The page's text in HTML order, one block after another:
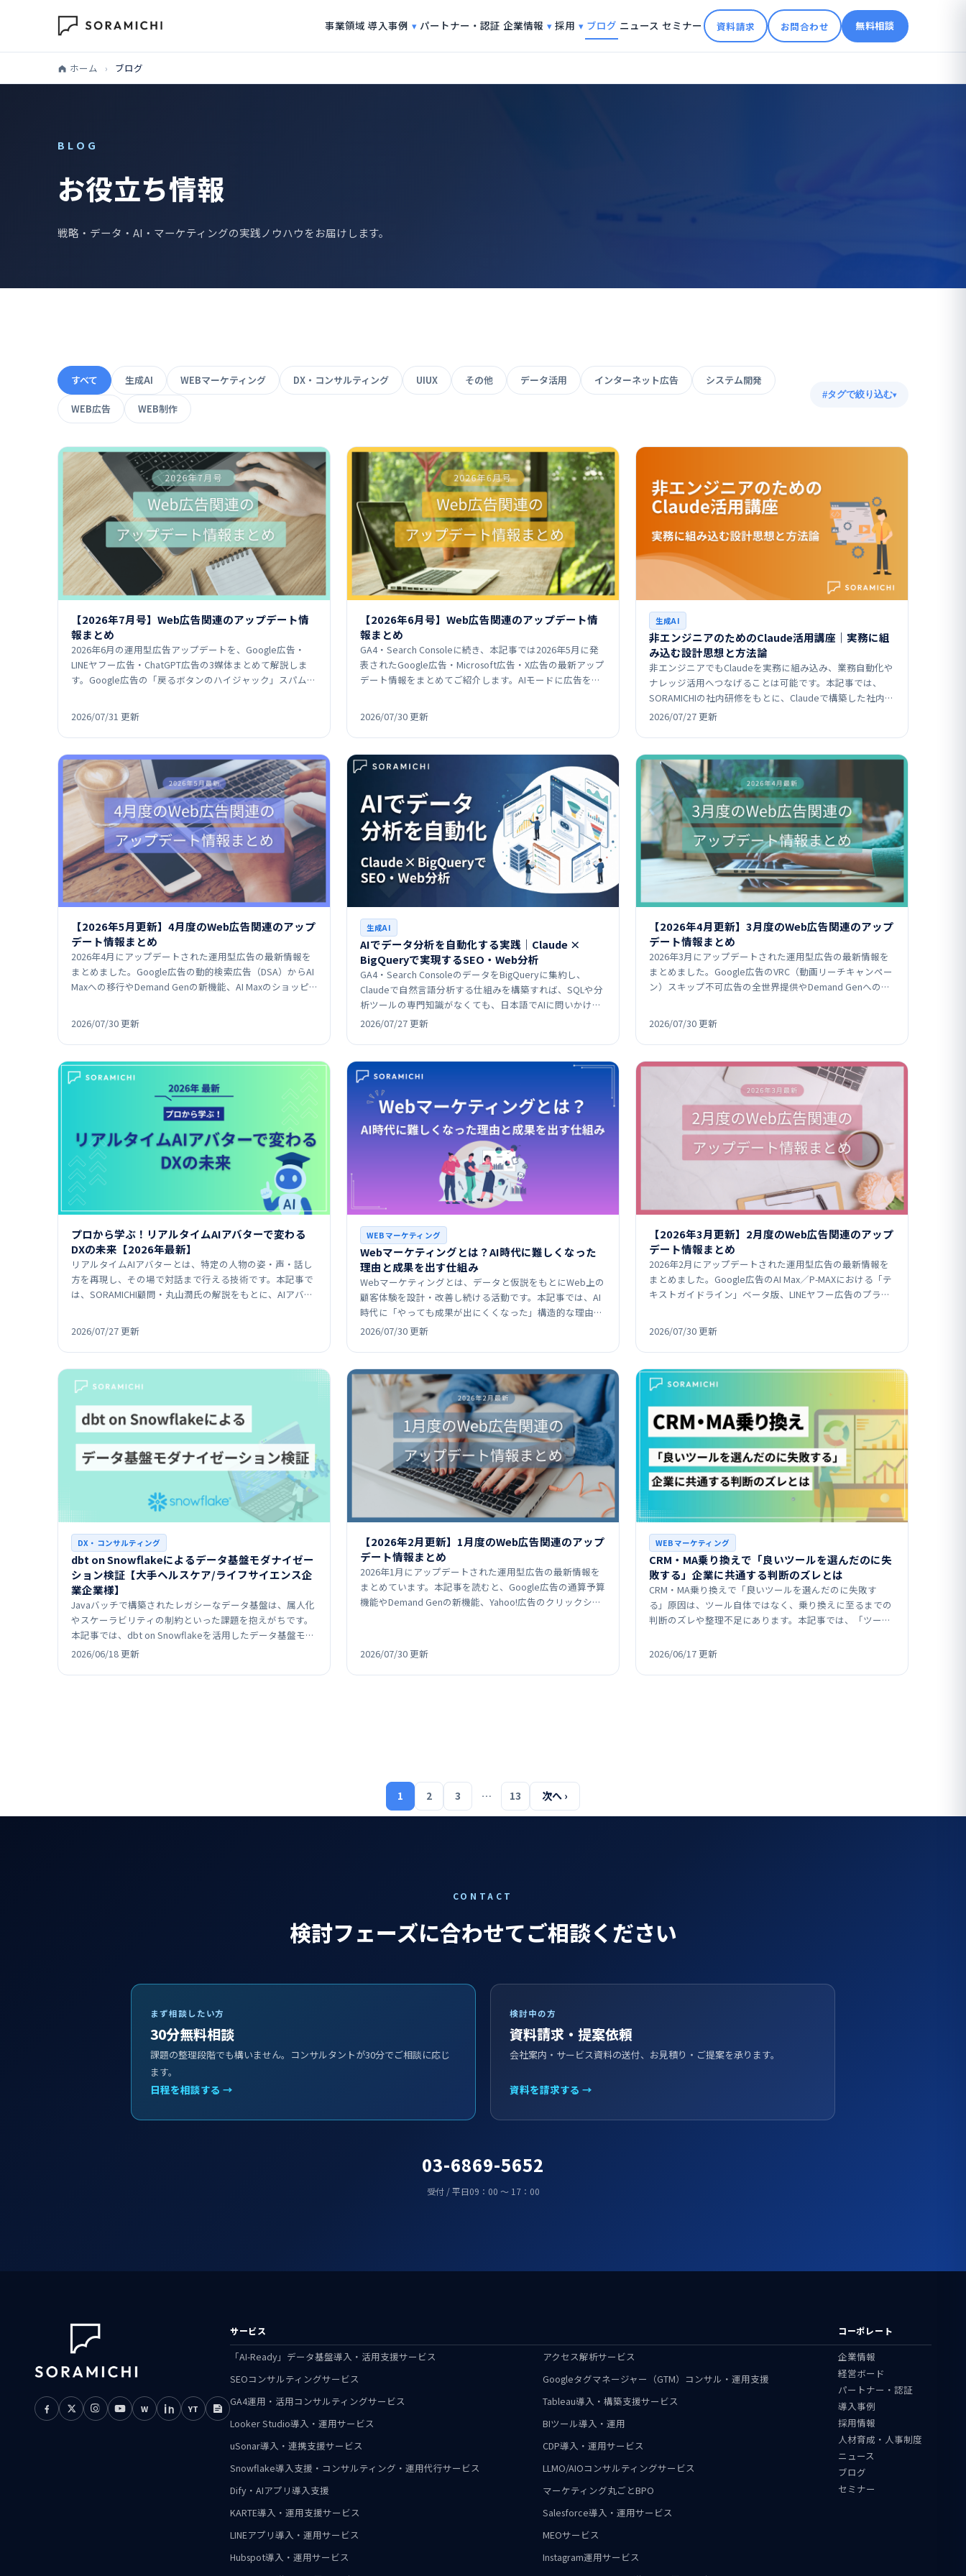
事業領域 導入事例 パートナー・認証 企業情報 採用 ブログ ニュース セミナー 資料請求 お問合わせ 無料相談
ホーム › ブログ
BLOG
お役立ち情報
戦略・データ・AI・マーケティングの実践ノウハウをお届けします。
すべて 生成AI WEBマーケティング DX・コンサルティング UIUX その他 データ活用 インターネット広告 システム開発
WEB広告 WEB制作
タグで絞り込む▾
【2026年7月号】Web広告関連のアップデート情
報まとめ
2026年6月の運用型広告アップデートを、Google広告・
LINEヤフー広告・ChatGPT広告の3媒体まとめて解説しま
す。Google広告の「戻るボタンのハイジャック」スパムポ
2026/07/31 更新
【2026年6月号】Web広告関連のアップデート情
報まとめ
GA4・Search Consoleに続き、本記事では2026年5月に発
表されたGoogle広告・Microsoft広告・X広告の最新アップ
デート情報をまとめてご紹介します。AIモードに広告を配
2026/07/30 更新
生成AI
非エンジニアのためのClaude活用講座｜実務に組
み込む設計思想と方法論
非エンジニアでもClaudeを実務に組み込み、業務自動化や
ナレッジ活用へつなげることは可能です。本記事では、
SORAMICHIの社内研修をもとに、Claudeで構築した社内シ
ステム事例や、MCP（コネクタ）・スキル・コン…
2026/07/27 更新
【2026年5月更新】4月度のWeb広告関連のアップ
デート情報まとめ
2026年4月にアップデートされた運用型広告の最新情報を
まとめました。Google広告の動的検索広告（DSA）からAI
Maxへの移行やDemand Genの新機能、AI Maxのショッピ
2026/07/30 更新
生成AI
AIでデータ分析を自動化する実践│Claude ×
BigQueryで実現するSEO・Web分析
GA4・Search ConsoleのデータをBigQueryに集約し、
Claudeで自然言語分析する仕組みを構築すれば、SQLや分
析ツールの専門知識がなくても、日本語でAIに問いかける
だけでSEO分析・リライト判断がで…
2026/07/27 更新
【2026年4月更新】3月度のWeb広告関連のアップ
デート情報まとめ
2026年3月にアップデートされた運用型広告の最新情報を
まとめました。Google広告のVRC（動画リーチキャンペー
ン）スキップ不可広告の全世界提供やDemand Genへの動
2026/07/30 更新
プロから学ぶ！リアルタイムAIアバターで変わる
DXの未来【2026年最新】
リアルタイムAIアバターとは、特定の人物の姿・声・話し
方を再現し、その場で対話まで行える技術です。本記事で
は、SORAMICHI顧問・丸山潤氏の解説をもとに、AIアバタ
2026/07/27 更新
WEBマーケティング
Webマーケティングとは？AI時代に難しくなった
理由と成果を出す仕組み
Webマーケティングとは、データと仮説をもとにWeb上の
顧客体験を設計・改善し続ける活動です。本記事では、AI
時代に「やっても成果が出にくくなった」構造的な理由を
整理したうえで、SEO・広告・SNSなど代表的施策の役割
2026/07/30 更新
【2026年3月更新】2月度のWeb広告関連のアップ
デート情報まとめ
2026年2月にアップデートされた運用型広告の最新情報を
まとめました。Google広告のAI Max／P-MAXにおける「テ
キストガイドライン」ベータ版、LINEヤフー広告のプラッ
2026/07/30 更新
DX・コンサルティング
dbt on Snowflakeによるデータ基盤モダナイゼー
ション検証【大手ヘルスケア/ライフサイエンス企
業企業様】
Javaバッチで構築されたレガシーなデータ基盤は、属人化
やスケーラビリティの制約といった課題を抱えがちです。
本記事では、dbt on Snowflakeを活用したデータ基盤モダ
ナイゼーションのPoC事例として、既存ロジッ…
2026/06/18 更新
【2026年2月更新】1月度のWeb広告関連のアップ
デート情報まとめ
2026年1月にアップデートされた運用型広告の最新情報を
まとめています。本記事を読むと、Google広告の通算予算
機能やDemand Genの新機能、Yahoo!広告のクリックシェ
2026/07/30 更新
WEBマーケティング
CRM・MA乗り換えで「良いツールを選んだのに失
敗する」企業に共通する判断のズレとは
CRM・MA乗り換えで「良いツールを選んだのに失敗す
る」原因は、ツール自体ではなく、乗り換えに至るまでの
判断のズレや整理不足にあります。本記事では、「ツール
の負債や部分…
2026/06/17 更新
1 2 3 … 13 次へ ›
CONTACT
検討フェーズに合わせてご相談ください
まず相談したい方
30分無料相談
課題の整理段階でも構いません。コンサルタントが30分でご相談に応じ
ます。
日程を相談する →
検討中の方
資料請求・提案依頼
会社案内・サービス資料の送付、お見積り・ご提案を承ります。
資料を請求する →
03-6869-5652
受付 / 平日09：00 ～ 17：00
W YT
サービス
「AI-Ready」データ基盤導入・活用支援サービス
アクセス解析サービス
SEOコンサルティングサービス
Googleタグマネージャー（GTM）コンサル・運用支援
GA4運用・活用コンサルティングサービス
Tableau導入・構築支援サービス
Looker Studio導入・運用サービス
BIツール導入・運用
uSonar導入・連携支援サービス
CDP導入・運用サービス
Snowflake導入支援・コンサルティング・運用代行サービス
LLMO/AIOコンサルティングサービス
Dify・AIアプリ導入支援
マーケティング丸ごとBPO
KARTE導入・運用支援サービス
Salesforce導入・運用サービス
LINEアプリ導入・運用サービス
MEOサービス
Hubspot導入・運用サービス
Instagram運用サービス
コーポレート
企業情報
経営ボード
パートナー・認証
導入事例
採用情報
人材育成・人事制度
ニュース
ブログ
セミナー